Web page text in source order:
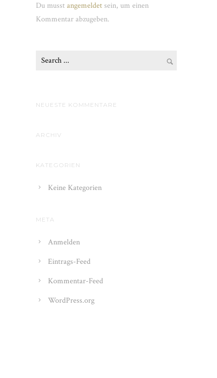
Du musstangemeldet sein, um einen
Kommentar abzugeben.
NEUESTE KOMMENTARE
ARCHIV
KATEGORIEN
Keine Kategorien
META
Anmelden
Eintrags-Feed
Kommentar-Feed
WordPress.org